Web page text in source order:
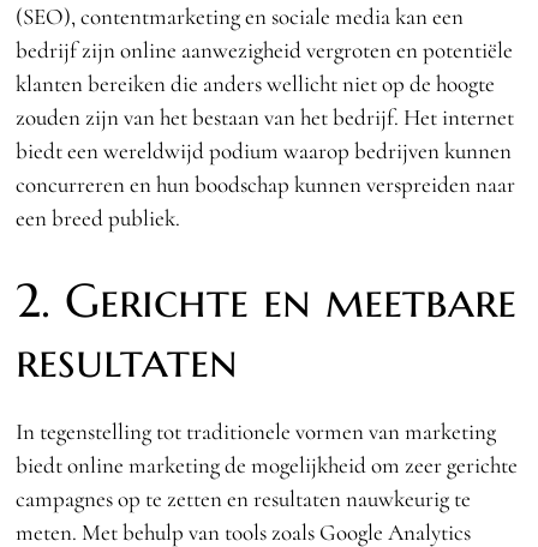
(SEO), contentmarketing en sociale media kan een
bedrijf zijn online aanwezigheid vergroten en potentiële
klanten bereiken die anders wellicht niet op de hoogte
zouden zijn van het bestaan van het bedrijf. Het internet
biedt een wereldwijd podium waarop bedrijven kunnen
concurreren en hun boodschap kunnen verspreiden naar
een breed publiek.
2. Gerichte en meetbare
resultaten
In tegenstelling tot traditionele vormen van marketing
biedt online marketing de mogelijkheid om zeer gerichte
campagnes op te zetten en resultaten nauwkeurig te
meten. Met behulp van tools zoals Google Analytics